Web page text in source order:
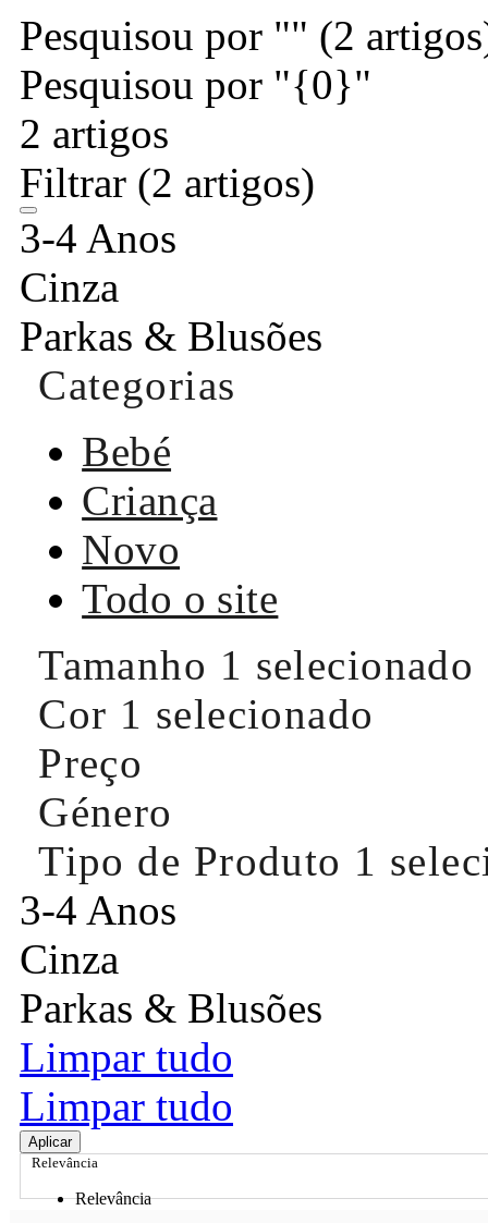
Pesquisou por "" (2
Pesquisou por "{0}"
2 artigos
Filtrar (2 artigos)
3-4 Anos
Cinza
Parkas & Blusões
Categorias
Bebé
Criança
Novo
Todo o site
Tamanho 1 selecionado
Cor 1 selecionado
Preço
Género
Tipo de Produto 1
3-4 Anos
Cinza
Parkas & Blusões
Limpar tudo
Limpar tudo
Aplicar
Relevância
Relevância